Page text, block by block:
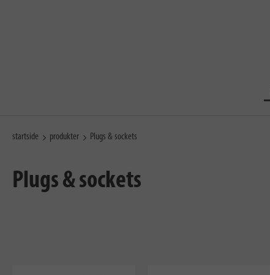
startside produkter Plugs & sockets
Plugs & sockets